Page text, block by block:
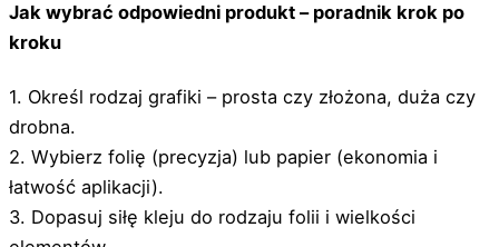
Jak wybrać odpowiedni produkt – poradnik krok po
kroku
1. Określ rodzaj grafiki – prosta czy złożona, duża czy
drobna.
2. Wybierz folię (precyzja) lub papier (ekonomia i
łatwość aplikacji).
3. Dopasuj siłę kleju do rodzaju folii i wielkości